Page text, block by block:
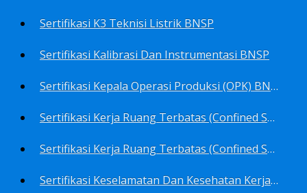
Sertifikasi K3 Teknisi Listrik BNSP
Sertifikasi Kalibrasi Dan Instrumentasi BNSP
Sertifikasi Kepala Operasi Produksi (OPK) BNSP
Sertifikasi Kerja Ruang Terbatas (Confined Spaces)-Ahli Muda Ruang Terbatas (AMURT/Supervisor) BNSP
Sertifikasi Kerja Ruang Terbatas (Confined Spaces)-Teknisi Ruang Terbatas (TRT/Entrants) BNSP
Sertifikasi Keselamatan Dan Kesehatan Kerja BNSP